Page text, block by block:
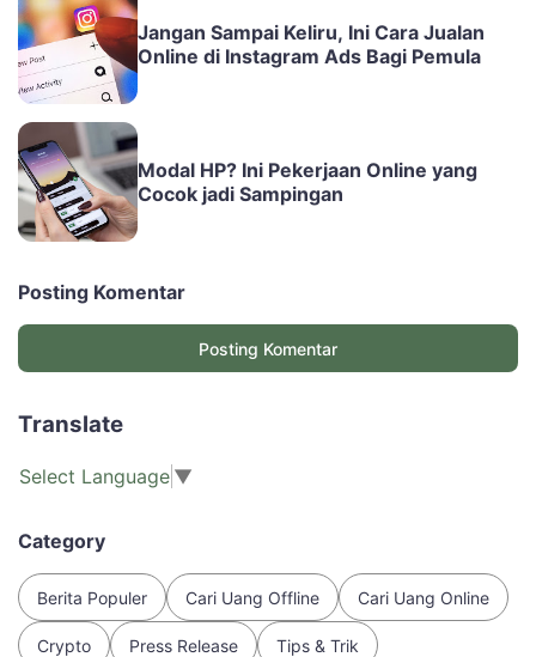
Jangan Sampai Keliru, Ini Cara Jualan
Online di Instagram Ads Bagi Pemula
Modal HP? Ini Pekerjaan Online yang
Cocok jadi Sampingan
Posting Komentar
Posting Komentar
Translate
Select Language ▼
Category
Berita Populer Cari Uang Offline Cari Uang Online
Crypto Press Release Tips & Trik